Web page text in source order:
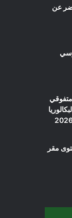
عن
متفوقي
مقر